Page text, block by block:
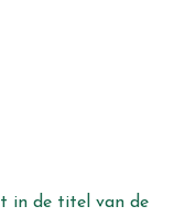
in de titel van de